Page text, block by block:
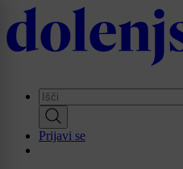
Skip
to
main
Prijavi se